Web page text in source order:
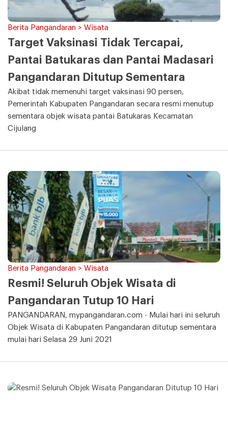
Berita Pangandaran > Wisata
Target Vaksinasi Tidak Tercapai,
Pantai Batukaras dan Pantai Madasari
Pangandaran Ditutup Sementara
Akibat tidak memenuhi target vaksinasi 90 persen,
Pemerintah Kabupaten Pangandaran secara resmi menutup
sementara objek wisata pantai Batukaras Kecamatan
Cijulang
Berita Pangandaran > Wisata
Resmi! Seluruh Objek Wisata di
Pangandaran Tutup 10 Hari
PANGANDARAN, mypangandaran.com - Mulai hari ini seluruh
Objek Wisata di Kabupaten Pangandaran ditutup sementara
mulai hari Selasa 29 Juni 2021